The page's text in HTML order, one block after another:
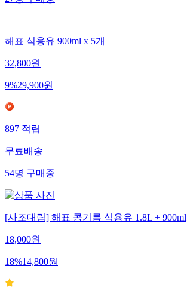
27명구매중
해표 식용유 900ml x 5개
32,800원
9%29,900원
897적립
무료배송
54명구매중
[사조대림] 해표 콩기름 식용유 1.8L + 900ml
18,000원
18%14,800원